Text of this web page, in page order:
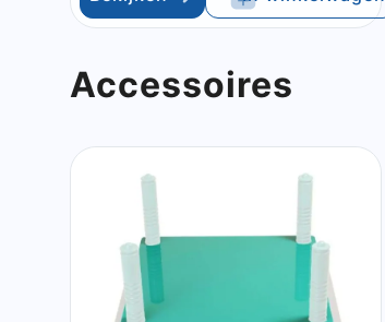
Accessoires